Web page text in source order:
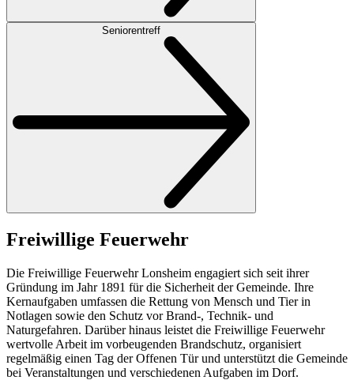
Seniorentreff
Freiwillige Feuerwehr
Die Freiwillige Feuerwehr Lonsheim engagiert sich seit ihrer
Gründung im Jahr 1891 für die Sicherheit der Gemeinde. Ihre
Kernaufgaben umfassen die Rettung von Mensch und Tier in
Notlagen sowie den Schutz vor Brand-, Technik- und
Naturgefahren. Darüber hinaus leistet die Freiwillige Feuerwehr
wertvolle Arbeit im vorbeugenden Brandschutz, organisiert
regelmäßig einen Tag der Offenen Tür und unterstützt die Gemeinde
bei Veranstaltungen und verschiedenen Aufgaben im Dorf.